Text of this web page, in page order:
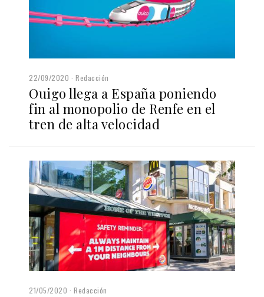
22/09/2020 Redacción
Ouigo llega a España poniendo
fin al monopolio de Renfe en el
tren de alta velocidad
21/05/2020 Redacción